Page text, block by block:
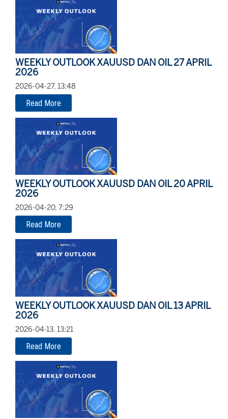
WEEKLY OUTLOOK XAUUSD DAN OIL 27 APRIL
2026
2026-04-27, 13:48
Read More
WEEKLY OUTLOOK XAUUSD DAN OIL 20 APRIL
2026
2026-04-20, 7:29
Read More
WEEKLY OUTLOOK XAUUSD DAN OIL 13 APRIL
2026
2026-04-13, 13:21
Read More